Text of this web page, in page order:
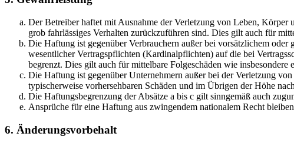
Der Betreiber haftet mit Ausnahme der Verletzung von Leben,
grob fahrlässiges Verhalten zurückzuführen sind. Dies gilt auch für
Die Haftung ist gegenüber Verbrauchern außer bei vorsätzlichem
wesentlicher Vertragspflichten (Kardinalpflichten) auf die bei
begrenzt. Dies gilt auch für mittelbare Folgeschäden wie insbesondere
Die Haftung ist gegenüber Unternehmern außer bei der Verletzung
typischerweise vorhersehbaren Schäden und im Übrigen der Höhe
Die Haftungsbegrenzung der Absätze a bis c gilt sinngemäß auch
Ansprüche für eine Haftung aus zwingendem nationalem Recht
6. Änderungsvorbehalt